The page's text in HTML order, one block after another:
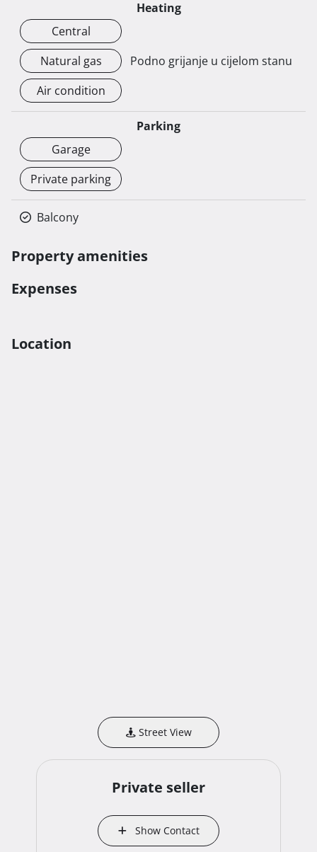
Heating
Central
Natural gas
Air condition
Podno grijanje u cijelom stanu
Parking
Garage
Private parking
Balcony
Property amenities
Expenses
Location
Street View
Private seller
Show Contact